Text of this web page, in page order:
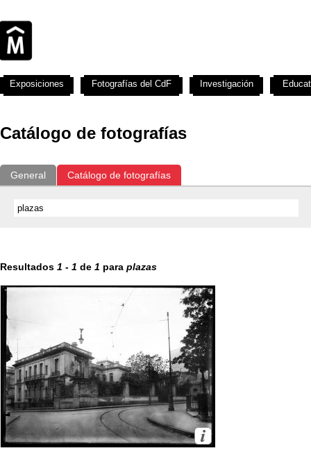
Catálogo de fotografías
General Catálogo de fotografías
Resultados 1 - 1 de 1 para plazas
Exposiciones Fotografías del CdF Investigación